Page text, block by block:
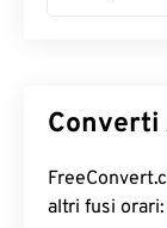
Converti
altri fusi orari: